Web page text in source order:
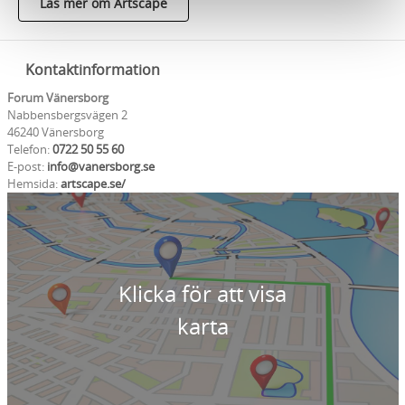
Kontaktinformation
Forum Vänersborg
Nabbensbergsvägen 2
46240 Vänersborg
Telefon:0722 50 55 60
E-post: info@vanersborg.se
Hemsida:artscape.se/
Klicka för att visa
karta